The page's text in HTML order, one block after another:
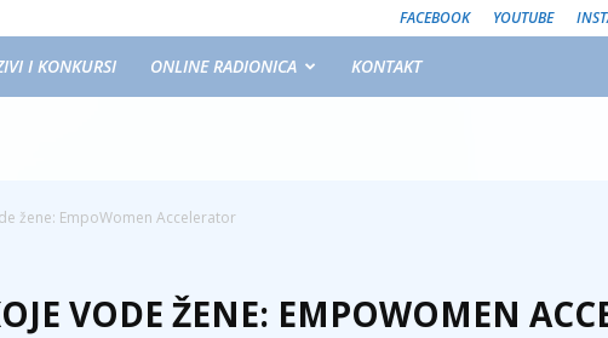
FACEBOOK YOUTUBE
I KONKURSI ONLINE RADIONICA KONTAKT
žene: EmpoWomen Accelerator
VODE ŽENE: EMPOWOMEN